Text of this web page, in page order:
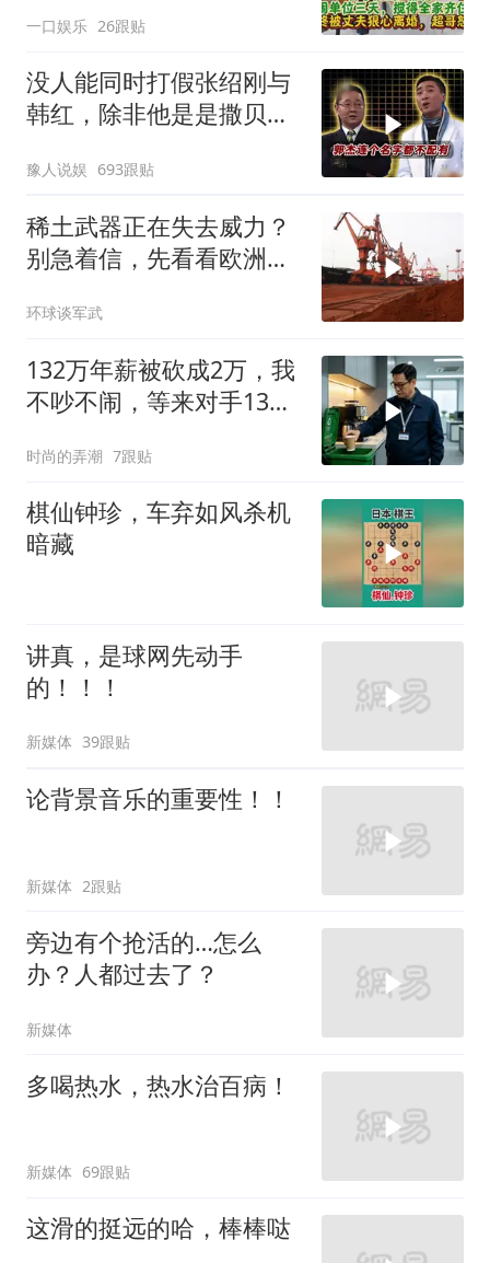
一口娱乐 26跟贴
没人能同时打假张绍刚与
韩红，除非他是是撒贝
豫人说娱 693跟贴
稀土武器正在失去威力？
别急着信，先看看欧洲军
环球谈军武
132万年薪被砍成2万，我
不吵不闹，等来对手13倍
时尚的弄潮 7跟贴
棋仙钟珍，车弃如风杀机
暗藏
讲真，是球网先动手
的！！！
新媒体 39跟贴
论背景音乐的重要性！！
新媒体 2跟贴
旁边有个抢活的…怎么
办？人都过去了？
新媒体
多喝热水，热水治百病！
新媒体 69跟贴
这滑的挺远的哈，棒棒哒